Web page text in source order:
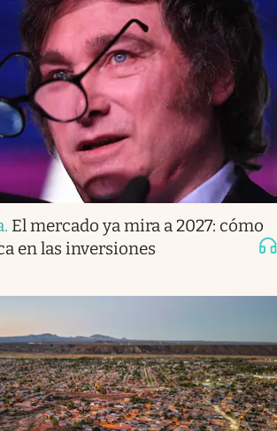
. El mercado ya mira a 2027: cómo
en las inversiones